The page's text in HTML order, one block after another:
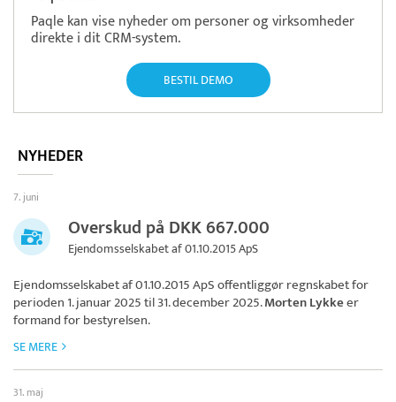
Paqle kan vise nyheder om personer og virksomheder
direkte i dit CRM-system.
BESTIL DEMO
NYHEDER
7. juni
Overskud på DKK 667.000
Ejendomsselskabet af 01.10.2015 ApS
Ejendomsselskabet af 01.10.2015 ApSoffentliggør regnskabet for
perioden 1. januar 2025 til 31. december 2025.Morten Lykkeer
formand for bestyrelsen.
SE MERE
31. maj